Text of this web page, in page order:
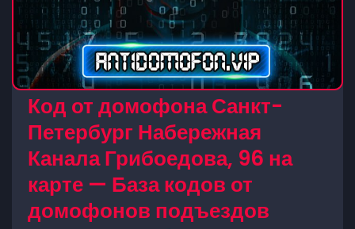
Код от домофона Санкт-
Петербург Набережная
Канала Грибоедова, 96 на
карте — База кодов от
домофонов подъездов